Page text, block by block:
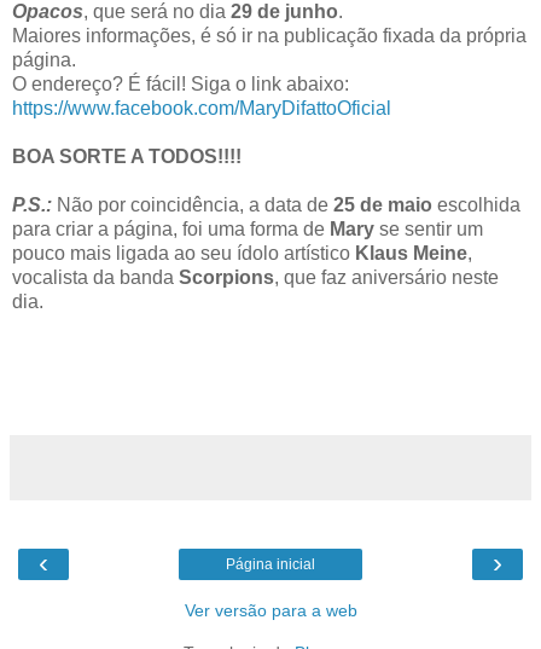
Opacos, que será no dia 29 de junho.
Maiores informações, é só ir na publicação fixada da própria
página.
O endereço? É fácil! Siga o link abaixo:
https://www.facebook.com/MaryDifattoOficial
BOA SORTE A TODOS!!!!
P.S.: Não por coincidência, a data de 25 de maio escolhida
para criar a página, foi uma forma de Mary se sentir um
pouco mais ligada ao seu ídolo artístico Klaus Meine,
vocalista da banda Scorpions, que faz aniversário neste
dia.
‹ ›
Página inicial
Ver versão para a web